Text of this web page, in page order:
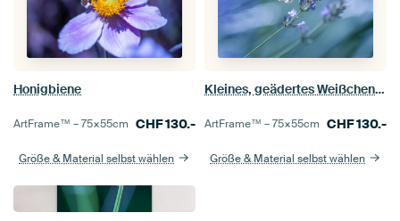
Honigbiene
ArtFrame™ –75×55cm CHF130.-
Größe & Material selbst wählen
Kleines, geädertes Weißchen im Lavendel
ArtFrame™ –75×55cm CHF130.-
Größe & Material selbst wählen